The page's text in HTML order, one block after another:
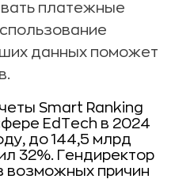
платежные
данных поможет
Smart Ranking
EdTech в 2024
до 144,5 млрд
32%. Гендиректор
возможных причин